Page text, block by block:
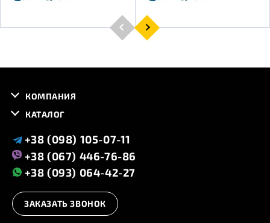
КОМПАНИЯ
КАТАЛОГ
+38 (098) 105-07-11
+38 (067) 446-76-86
+38 (093) 064-42-27
ЗАКАЗАТЬ ЗВОНОК